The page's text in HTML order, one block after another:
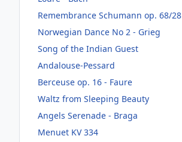
Remembrance Schumann op. 68/28
Norwegian Dance No 2 - Grieg
Song of the Indian Guest
Andalouse-Pessard
Berceuse op. 16 - Faure
Waltz from Sleeping Beauty
Angels Serenade - Braga
Menuet KV 334